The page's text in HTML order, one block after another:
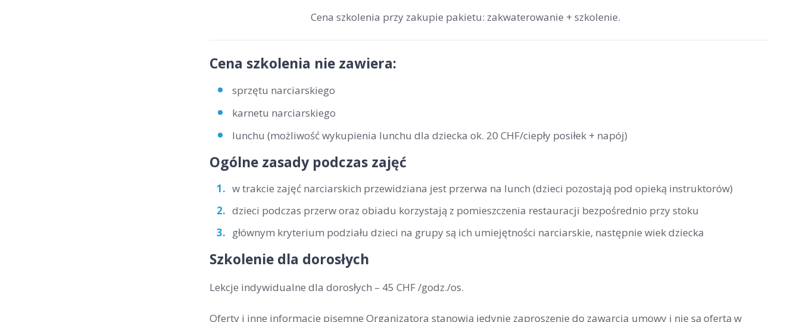
Cena szkolenia przy zakupie pakietu: zakwaterowanie + szkolenie.
Cena szkolenia nie zawiera:
sprzętu narciarskiego
karnetu narciarskiego
lunchu (możliwość wykupienia lunchu dla dziecka ok. 20 CHF/ciepły posiłek + napój)
Ogólne zasady podczas zajęć
w trakcie zajęć narciarskich przewidziana jest przerwa na lunch (dzieci pozostają pod opieką instruktorów)
dzieci podczas przerw oraz obiadu korzystają z pomieszczenia restauracji bezpośrednio przy stoku
głównym kryterium podziału dzieci na grupy są ich umiejętności narciarskie, następnie wiek dziecka
Szkolenie dla dorosłych
Lekcje indywidualne dla dorosłych – 45 CHF /godz./os.
Oferty i inne informacje pisemne Organizatora stanowią jedynie zaproszenie do zawarcia umowy i nie są ofertą w